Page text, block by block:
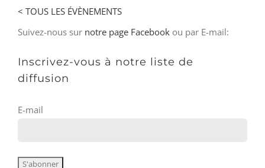
< TOUS LES ÉVÈNEMENTS
Suivez-nous sur notre page Facebook ou par E-mail:
Inscrivez-vous à notre liste de
diffusion
E-mail